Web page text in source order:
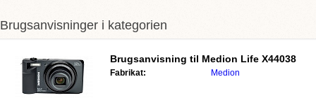
Brugsanvisninger i kategorien
Brugsanvisning til Medion Life X44038
Fabrikat: Medion